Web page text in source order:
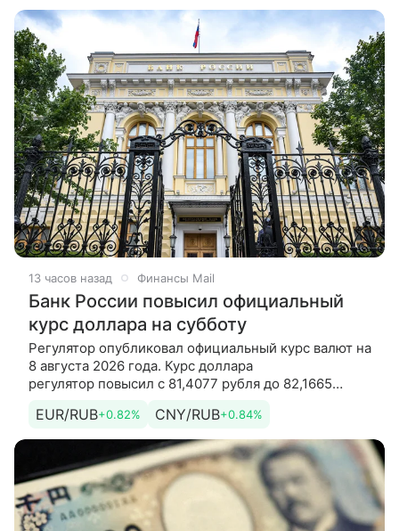
13 часов назад Финансы Mail
Банк России повысил официальный
курс доллара на субботу
Регулятор опубликовал официальный курс валют на
8 августа 2026 года. Курс доллара
регулятор повысил с 81,4077 рубля до 82,1665
94,0585 рубля до 94,8366 рубля. Кроме
EUR/RUB+0.82% CNY/RUB+0.84%